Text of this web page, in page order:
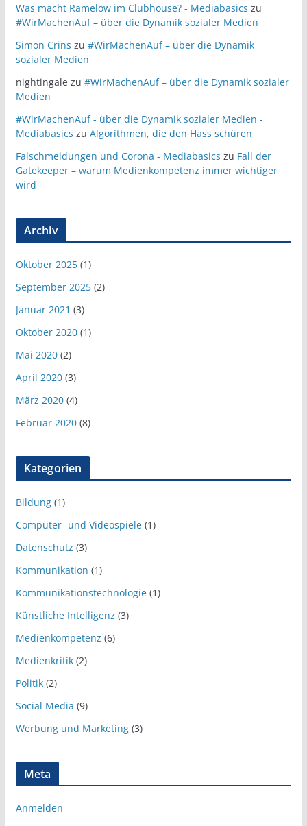
Was macht Ramelow im Clubhouse? - Mediabasics zu
#WirMachenAuf – über die Dynamik sozialer Medien
Simon Crins zu #WirMachenAuf – über die Dynamik
sozialer Medien
nightingale zu #WirMachenAuf – über die Dynamik sozialer
Medien
#WirMachenAuf - über die Dynamik sozialer Medien -
Mediabasics zu Algorithmen, die den Hass schüren
Falschmeldungen und Corona - Mediabasics zu Fall der
Gatekeeper – warum Medienkompetenz immer wichtiger
wird
Archiv
Oktober 2025(1)
September 2025(2)
Januar 2021 (3)
Oktober 2020(1)
Mai 2020(2)
April 2020(3)
März 2020(4)
Februar 2020(8)
Kategorien
Bildung(1)
Computer- und Videospiele(1)
Datenschutz (3)
Kommunikation (1)
Kommunikationstechnologie(1)
Künstliche Intelligenz (3)
Medienkompetenz (6)
Medienkritik(2)
Politik(2)
Social Media (9)
Werbung und Marketing(3)
Meta
Anmelden